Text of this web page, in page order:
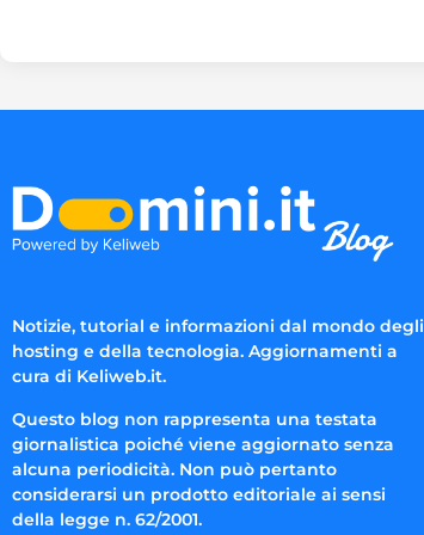
Notizie, tutorial e informazioni dal mondo degli
hosting e della tecnologia. Aggiornamenti a
cura di Keliweb.it.
Questo blog non rappresenta una testata
giornalistica poiché viene aggiornato senza
alcuna periodicità. Non può pertanto
considerarsi un prodotto editoriale ai sensi
della legge n. 62/2001.